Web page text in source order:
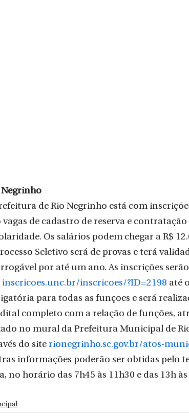
Negrinho
de Rio Negrinho está com
vagas de cadastro de reserva e
Os salários podem chegar a R$
Seletivo será de provas e terá
por até um ano. As inscrições
inscricoes.unc.br/inscricoes/?ID=2198 até
para todas as funções e será
completo com a relação de funções,
no mural da Prefeitura Municipal de
do site rionegrinho.sc.gov.br/atos-
informações poderão ser obtidas pelo
no horário das 7h45 às 11h30 e das 13h às